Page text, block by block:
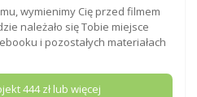
wymienimy Cię przed filmem
należało się Tobie miejsce
i pozostałych materiałach
444zł lub więcej